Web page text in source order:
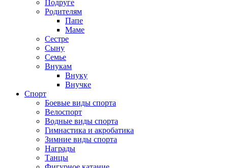
Подруге
Родителям
Папе
Маме
Сестре
Сыну
Семье
Внукам
Внуку
Внучке
Спорт
Боевые виды спорта
Велоспорт
Водные виды спорта
Гимнастика и акробатика
Зимние виды спорта
Награды
Танцы